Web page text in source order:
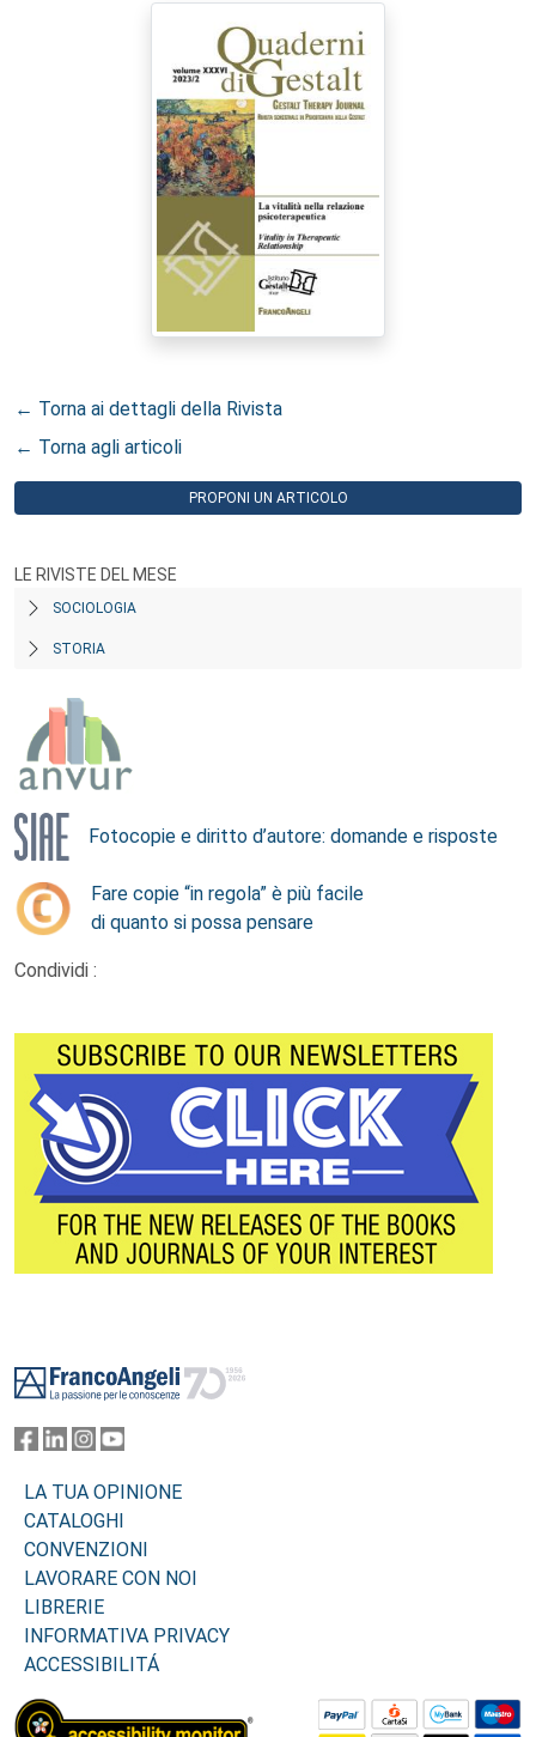
← Torna ai dettagli della Rivista
← Torna agli articoli
PROPONI UN ARTICOLO
LE RIVISTE DEL MESE
SOCIOLOGIA
STORIA
Fotocopie e diritto d’autore: domande e risposte
Fare copie “in regola” è più facile
di quanto si possa pensare
Condividi :
LA TUA OPINIONE
CATALOGHI
CONVENZIONI
LAVORARE CON NOI
LIBRERIE
INFORMATIVA PRIVACY
ACCESSIBILITÁ